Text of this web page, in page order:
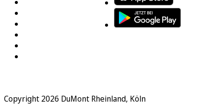
Copyright 2026 DuMont Rheinland, Köln